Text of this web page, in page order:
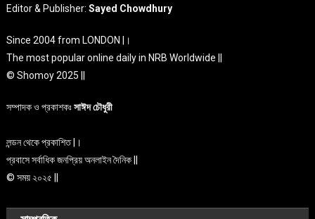
মাহবুব আলী খানের মৃত্যুবার্ষিকীতে দোয়া মাহফিল ও শিরনি
Editor & Publisher:Sayed Chowdhury
Since 2004 from LONDON |।
The most popular online daily in NRB Worldwide ||
© Shomoy 2025 ||
সম্পাদক ও প্রকাশকঃসাঈদ চৌধুরী
লন্ডন থেকে প্রকাশিত |।
প্রবাসে সর্বাধিক জনপ্রিয় অনলাইন দৈনিক ||
© সময় ২০২৫ ||